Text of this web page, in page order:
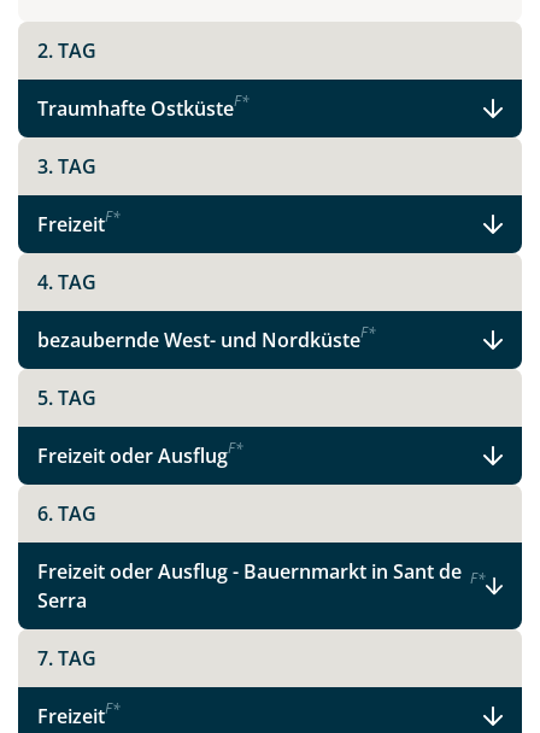
Teile diese Reise
Instagram
X
Telegram
per E-Mail senden
Link kopieren
2. TAG
Traumhafte OstküsteF*
3. TAG
FreizeitF*
4. TAG
bezaubernde West- und NordküsteF*
5. TAG
Freizeit oder AusflugF*
6. TAG
Freizeit oder Ausflug - Bauernmarkt in Sant de
Serra
F*
7. TAG
FreizeitF*